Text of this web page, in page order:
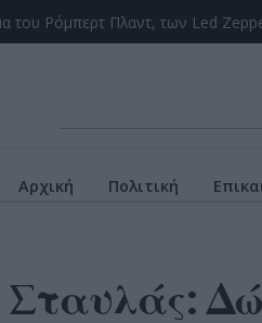
Αρχική Πολιτική